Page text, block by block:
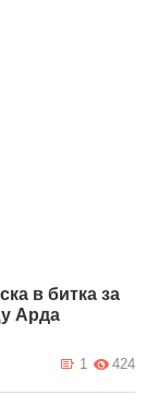
в битка за
Арда
424
1